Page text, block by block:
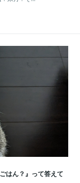
はん？』って答えて